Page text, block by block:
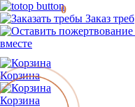
Заказ треб
вместе
Корзина
Корзина
0